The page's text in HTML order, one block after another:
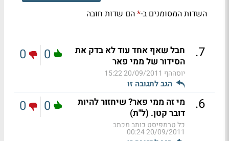
השדות המסומנים ב-*הם שדות חובה
7
.
חבל שאף אחד עוד לא בדק את
הסידור של ממי פאר
יוסההף 20/09/2011 15:22
הגב לתגובה זו
0
0
6
.
מי זה ממי פאר? שיחזור להיות
דובר קטן. (ל"ת)
כל טרמפיסט כותב מכתב
20/09/2011 00:24
0
0